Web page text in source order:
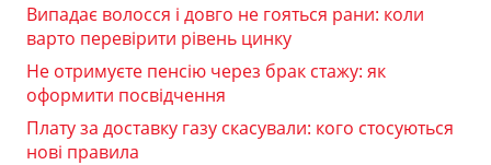
Випадає волосся і довго не гояться рани: коли
варто перевірити рівень цинку
Не отримуєте пенсію через брак стажу: як
оформити посвідчення
Плату за доставку газу скасували: кого стосуються
нові правила